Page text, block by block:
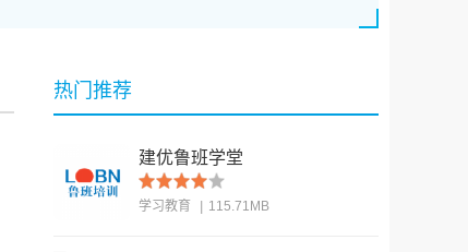
热门推荐
建优鲁班学堂
学习教育 115.71MB